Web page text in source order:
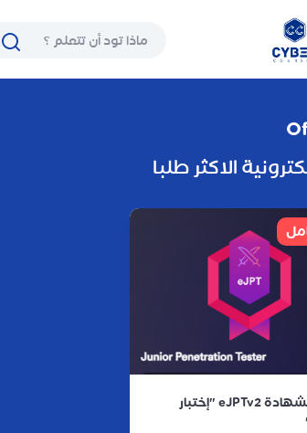
الاكثر طلبا
التحضير لشهادة eJPTv2 "إختبار